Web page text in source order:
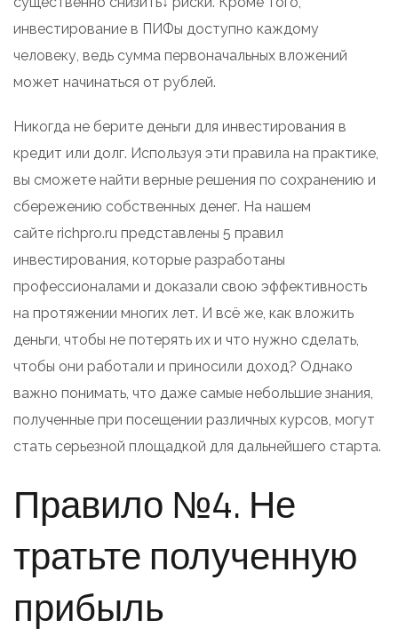
инвестирование в ПИФы доступно каждому
человеку, ведь сумма первоначальных вложений
может начинаться от рублей.
Никогда не берите деньги для инвестирования в
кредит или долг. Используя эти правила на практике,
вы сможете найти верные решения по сохранению и
сбережению собственных денег. На нашем
сайте richpro.ru представлены 5 правил
инвестирования, которые разработаны
профессионалами и доказали свою эффективность
на протяжении многих лет. И всё же, как вложить
деньги, чтобы не потерять их и что нужно сделать,
чтобы они работали и приносили доход? Однако
важно понимать, что даже самые небольшие знания,
полученные при посещении различных курсов, могут
стать серьезной площадкой для дальнейшего старта.
Правило №4. Не
тратьте полученную
прибыль